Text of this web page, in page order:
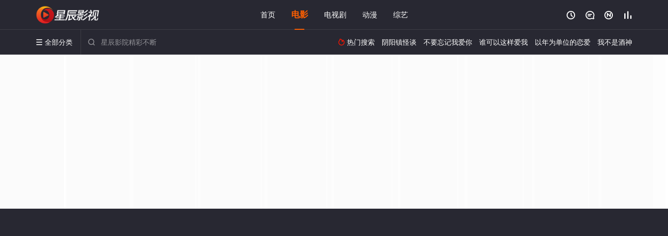
首页 电影 电视剧 动漫 综艺    
 全部分类   热门搜索 阴阳镇怪谈 不要忘记我爱你 谁可以这样爱我 以年为单位的恋爱 我不是酒神